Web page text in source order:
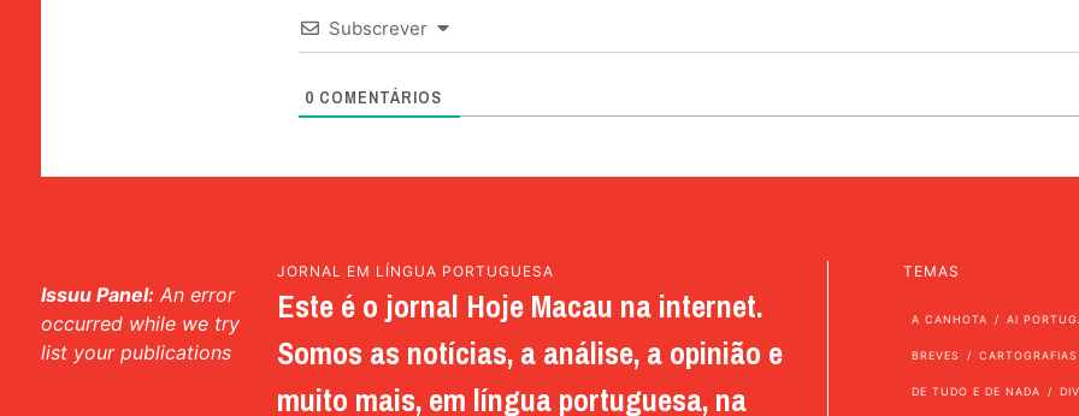
Subscrever
0 COMENTÁRIOS
Issuu Panel: An error
occurred while we try
list your publications
JORNAL EM LÍNGUA PORTUGUESA
Este é o jornal Hoje Macau na internet.
Somos as notícias, a análise, a opinião e
muito mais, em língua portuguesa, na
TEMAS
A CANHOTA AI
BREVES CARTOGRAFIAS
DE TUDO E DE NADA